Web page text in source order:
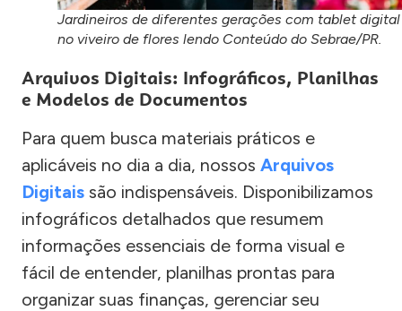
Jardineiros de diferentes gerações com tablet digital
no viveiro de flores lendo Conteúdo do Sebrae/PR.
Arquivos Digitais: Infográficos, Planilhas
e Modelos de Documentos
Para quem busca materiais práticos e
aplicáveis no dia a dia, nossos Arquivos
Digitais são indispensáveis. Disponibilizamos
infográficos detalhados que resumem
informações essenciais de forma visual e
fácil de entender, planilhas prontas para
organizar suas finanças, gerenciar seu